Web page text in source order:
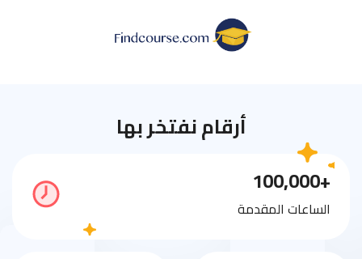
أرقام نفتخر بها
+100,000
الساعات المقدمة